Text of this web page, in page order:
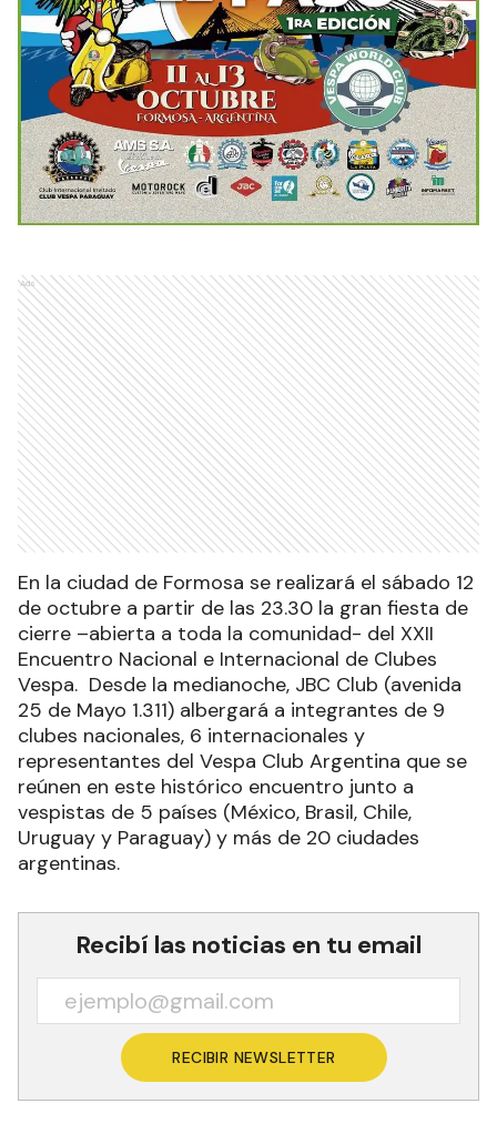
Ads
En la ciudad de Formosa se realizará el sábado 12
de octubre a partir de las 23.30 la gran fiesta de
cierre –abierta a toda la comunidad- del XXII
Encuentro Nacional e Internacional de Clubes
Vespa. Desde la medianoche, JBC Club (avenida
25 de Mayo 1.311) albergará a integrantes de 9
clubes nacionales, 6 internacionales y
representantes del Vespa Club Argentina que se
reúnen en este histórico encuentro junto a
vespistas de 5 países (México, Brasil, Chile,
Uruguay y Paraguay) y más de 20 ciudades
argentinas.
Recibí las noticias en tu email
RECIBIR NEWSLETTER